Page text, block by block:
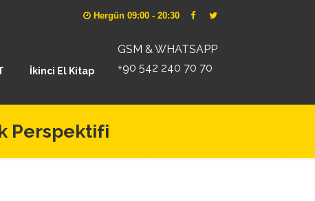
Hergün 09:00 - 20:30
GSM & WHATSAPP
+90 542 240 70 70
İkinci El Kitap
Perspektifi